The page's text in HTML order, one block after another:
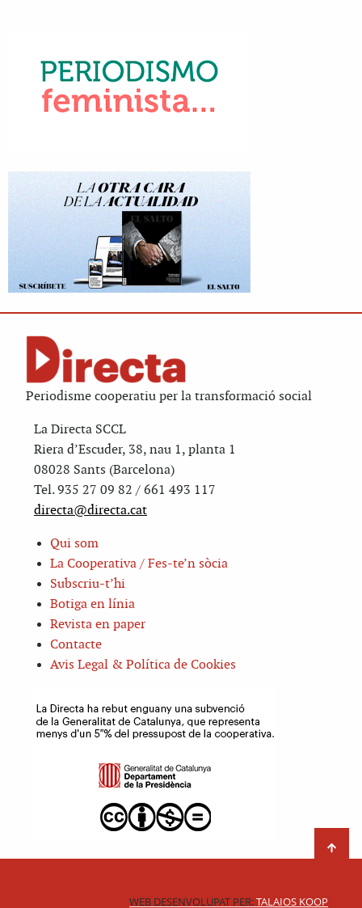
Periodisme cooperatiu per la transformació social
La Directa SCCL
Riera d’Escuder, 38, nau 1, planta 1
08028 Sants (Barcelona)
Tel. 935 27 09 82 / 661 493 117
directa@directa.cat
Qui som
La Cooperativa / Fes-te’n sòcia
Subscriu-t’hi
Botiga en línia
Revista en paper
Contacte
Avis Legal & Política de Cookies
WEB DESENVOLUPAT PER:TALAIOS KOOP